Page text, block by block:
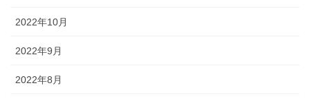
2022年10月
2022年9月
2022年8月